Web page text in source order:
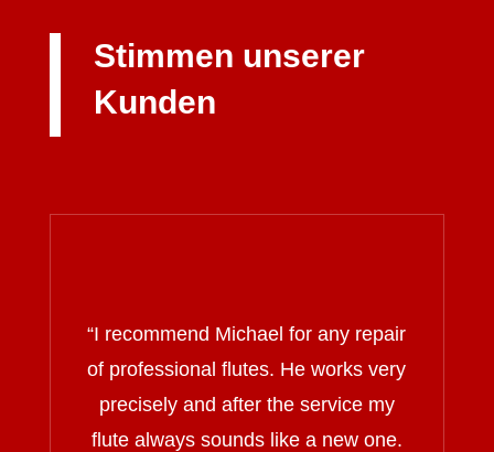
Stimmen unserer
Kunden
“I recommend Michael for any repair
of professional flutes. He works very
precisely and after the service my
flute always sounds like a new one.